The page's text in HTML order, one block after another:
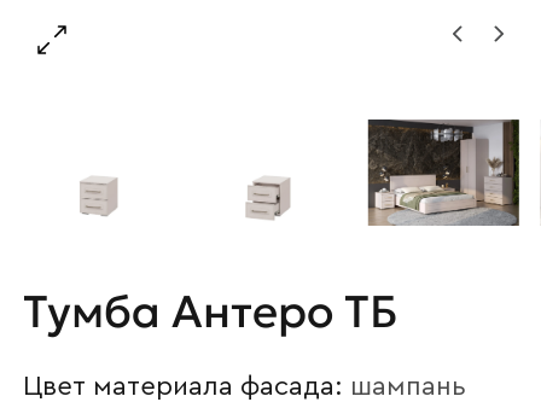
Тумба Антеро ТБ
Цвет материала фасада: шампань